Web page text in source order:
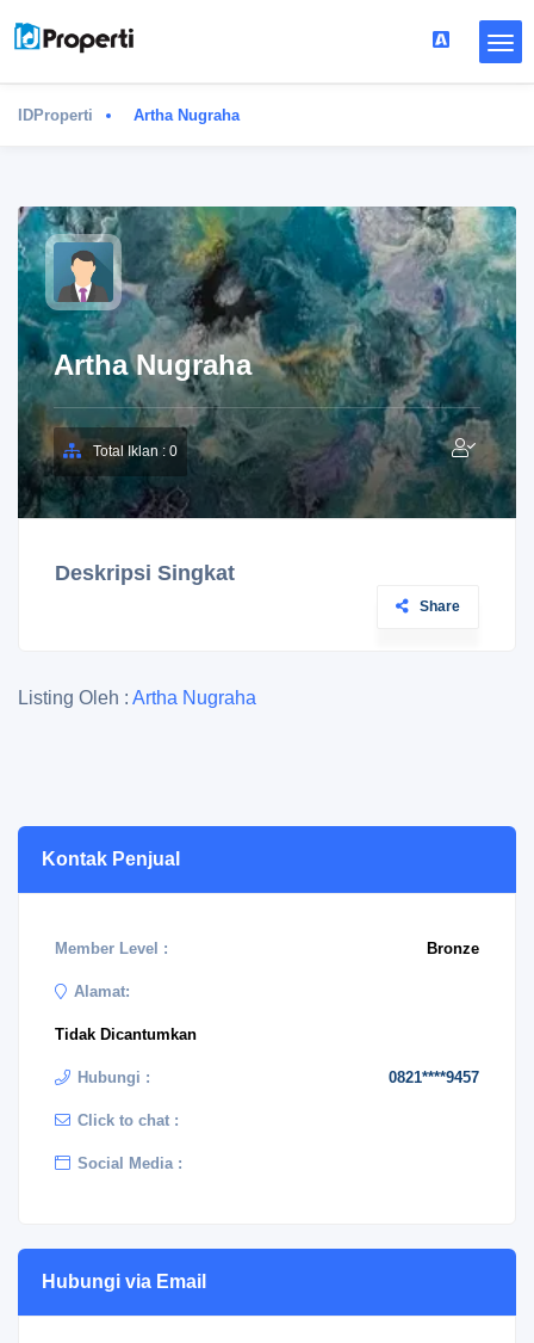
IDProperti Artha Nugraha
Artha Nugraha
Total Iklan : 0
Deskripsi Singkat
Share
Listing Oleh : Artha Nugraha
Kontak Penjual
Member Level : Bronze
Alamat:
Tidak Dicantumkan
Hubungi : 0821****9457
Click to chat :
Social Media :
Hubungi via Email